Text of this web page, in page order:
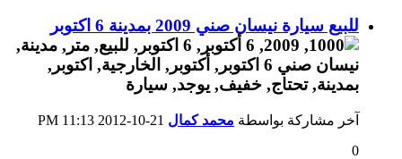
للبيع سيارة نيسان صني 2009 بمدينة 6 اكتوبر
آخر مشاركة بواسطة محمد كمال
11:13 PM
0